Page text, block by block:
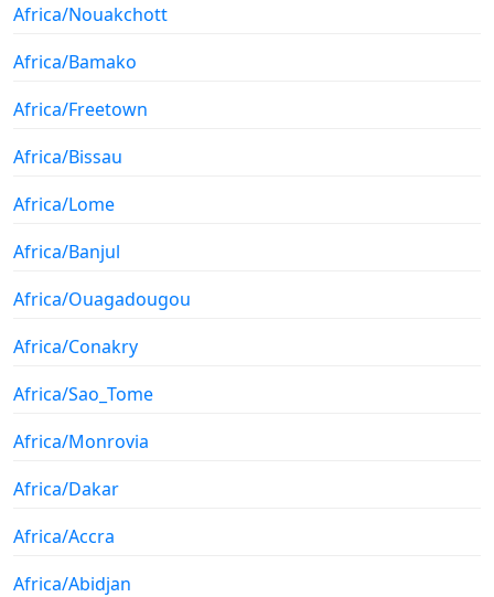
Africa/Nouakchott
Africa/Bamako
Africa/Freetown
Africa/Bissau
Africa/Lome
Africa/Banjul
Africa/Ouagadougou
Africa/Conakry
Africa/Sao_Tome
Africa/Monrovia
Africa/Dakar
Africa/Accra
Africa/Abidjan